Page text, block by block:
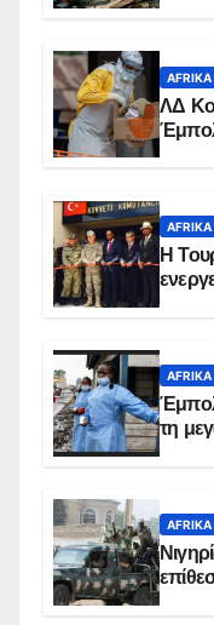
AFRIKA
ΛΔ
AFRIKA
Η
AFRIKA
τη
AFRIKA